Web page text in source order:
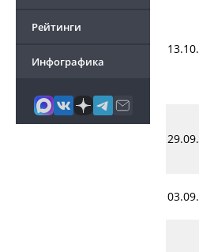
Рейтинги
Инфографика